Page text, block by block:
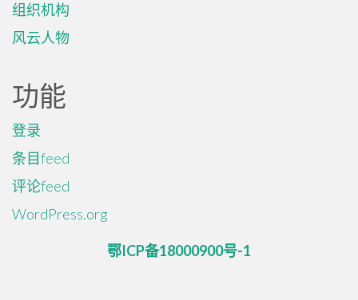
组织机构
风云人物
功能
登录
条目feed
评论feed
WordPress.org
鄂ICP备18000900号-1